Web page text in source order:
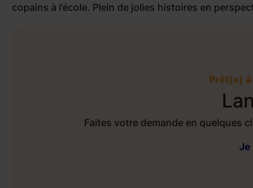
copains à l’école. Plein de jolies histoires en
Prêt(e)
Faites votre demande en quelques
Je